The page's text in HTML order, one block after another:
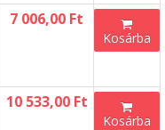
7 006,00 Ft
Kosárba
10 533,00 Ft
Kosárba